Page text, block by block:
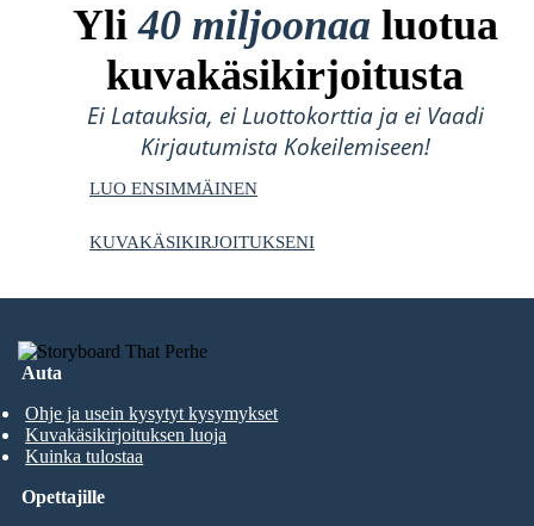
Yli40 miljoonaa luotua
kuvakäsikirjoitusta
Ei Latauksia, ei Luottokorttia ja ei Vaadi
Kirjautumista Kokeilemiseen!
LUO ENSIMMÄINEN
KUVAKÄSIKIRJOITUKSENI
Auta
Ohje ja usein kysytyt kysymykset
Kuvakäsikirjoituksen luoja
Kuinka tulostaa
Opettajille